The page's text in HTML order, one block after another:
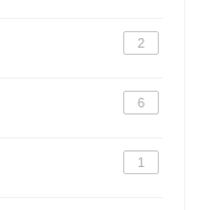
2
6
1